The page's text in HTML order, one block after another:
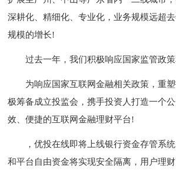
深耕化、精细化、专业化，业务规模远超
规模的增长!
过去一年，我们积极响应国家监管政
为响应国家互联网金融相关政策，重
极筹备成立投监会，携手投资人打造一个
效、便捷的互联网金融理财平台!
，优投在线即将上线银行资金存管系
和平台自由资金将实现安全隔离，用户理